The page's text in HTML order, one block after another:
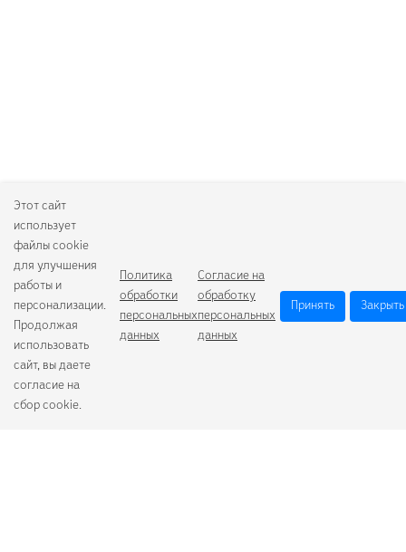
Этот сайт
использует
файлы cookie
для улучшения
работы и
персонализации.
Продолжая
использовать
сайт, вы даете
согласие на
сбор cookie.
Политика
обработки
персональных
данных
Согласие на
обработку
персональных
данных
Принять Закрыть